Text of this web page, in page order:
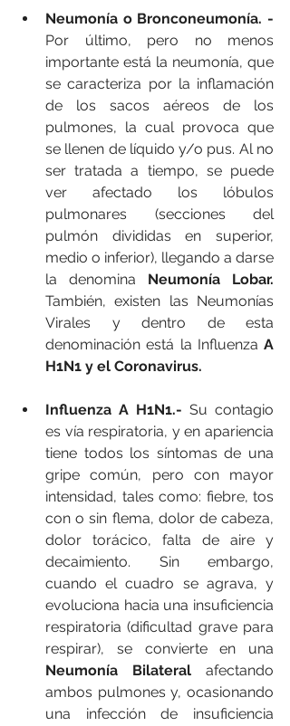
Neumonía o Bronconeumonía. -
Por último, pero no menos
importante está la neumonía, que
se caracteriza por la inflamación
de los sacos aéreos de los
pulmones, la cual provoca que
se llenen de líquido y/o pus. Al no
ser tratada a tiempo, se puede
ver afectado los lóbulos
pulmonares (secciones del
pulmón divididas en superior,
medio o inferior), llegando a darse
la denomina
También, existen las Neumonías
Virales y dentro de esta
denominación está la Influenza A
H1N1 y el Coronavirus.
Influenza A H1N1.- Su contagio
es vía respiratoria, y en apariencia
tiene todos los síntomas de una
gripe común, pero con mayor
intensidad, tales como: fiebre, tos
con o sin flema, dolor de cabeza,
dolor torácico, falta de aire y
decaimiento. Sin embargo,
cuando el cuadro se agrava, y
evoluciona hacia una insuficiencia
respiratoria (dificultad grave para
Neumonía Bilateral afectando
ambos pulmones y, ocasionando
una infección de insuficiencia